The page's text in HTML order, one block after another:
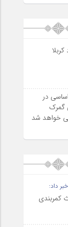
اساسی در
گمرک
خواهد شد
داد:
کمربندی